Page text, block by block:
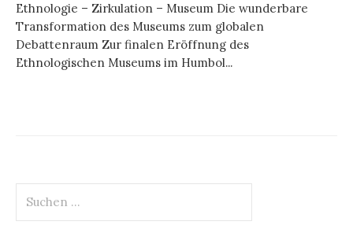
Ethnologie – Zirkulation – Museum Die wunderbare
Transformation des Museums zum globalen
Debattenraum Zur finalen Eröffnung des
Ethnologischen Museums im Humbol...
nach: